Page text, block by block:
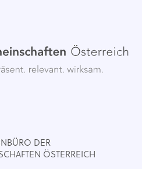
DER
ÖSTERREICH